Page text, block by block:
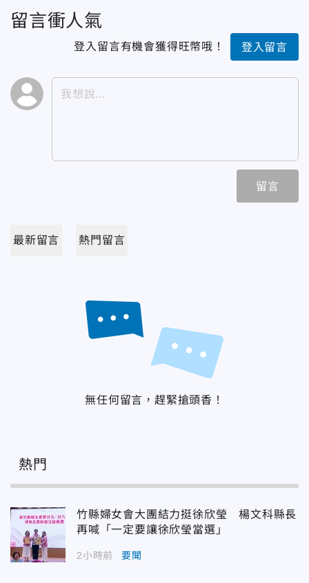
留言衝人氣
登入留言有機會獲得旺幣哦！ 登入留言
留言
最新留言 熱門留言
無任何留言，趕緊搶頭香！
熱門
竹縣婦女會大團結力挺徐欣瑩 楊文科縣長
再喊「一定要讓徐欣瑩當選」
2小時前 要聞